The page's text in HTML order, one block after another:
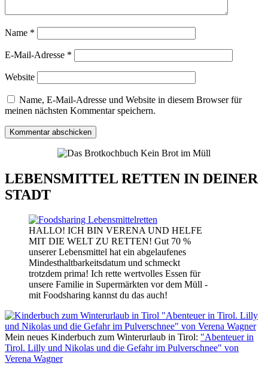
Name *
E-Mail-Adresse *
Website
Name, E-Mail-Adresse und Website in diesem Browser für
meinen nächsten Kommentar speichern.
LEBENSMITTEL RETTEN IN DEINER
STADT
HALLO! ICH BIN VERENA UND HELFE
MIT DIE WELT ZU RETTEN! Gut 70 %
unserer Lebensmittel hat ein abgelaufenes
Mindesthaltbarkeitsdatum und schmeckt
trotzdem prima! Ich rette wertvolles Essen für
unsere Familie in Supermärkten vor dem Müll -
mit Foodsharing kannst du das auch!
Mein neues Kinderbuch zum Winterurlaub in Tirol: "Abenteuer in
Tirol. Lilly und Nikolas und die Gefahr im Pulverschnee" von
Verena Wagner